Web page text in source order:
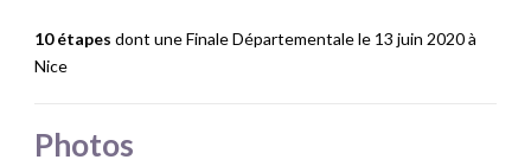
10 étapes dont une Finale Départementale le 13 juin 2020 à
Nice
Photos